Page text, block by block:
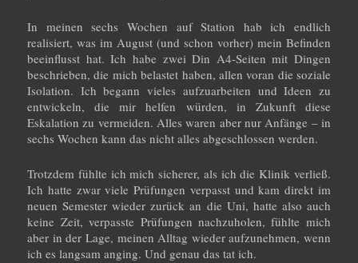
In meinen sechs Wochen auf Station hab ich endlich
realisiert, was im August (und schon vorher) mein Befinden
beeinflusst hat. Ich habe zwei Din A4-Seiten mit Dingen
beschrieben, die mich belastet haben, allen voran die soziale
Isolation. Ich begann vieles aufzuarbeiten und Ideen zu
entwickeln, die mir helfen würden, in Zukunft diese
Eskalation zu vermeiden. Alles waren aber nur Anfänge – in
sechs Wochen kann das nicht alles abgeschlossen werden.
Trotzdem fühlte ich mich sicherer, als ich die Klinik verließ.
Ich hatte zwar viele Prüfungen verpasst und kam direkt im
neuen Semester wieder zurück an die Uni, hatte also auch
keine Zeit, verpasste Prüfungen nachzuholen, fühlte mich
aber in der Lage, meinen Alltag wieder aufzunehmen, wenn
ich es langsam anging. Und genau das tat ich.